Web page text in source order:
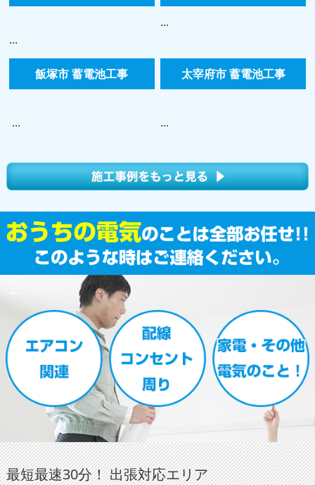
...
...
飯塚市 蓄電池工事
...
太宰府市 蓄電池工事
...
最短最速30分！ 出張対応エリア